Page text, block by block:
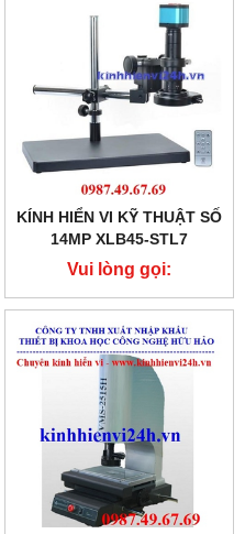
KÍNH HIỂN VI KỸ THUẬT SỐ
14MP XLB45-STL7
Vui lòng gọi:
0987.49.67.69